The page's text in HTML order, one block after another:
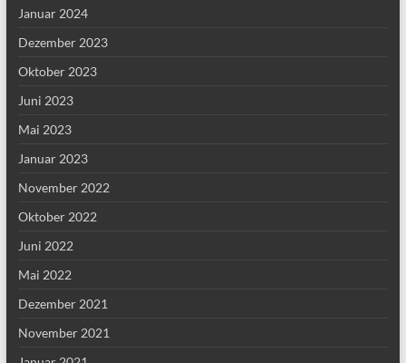
Januar 2024
Dezember 2023
Oktober 2023
Juni 2023
Mai 2023
Januar 2023
November 2022
Oktober 2022
Juni 2022
Mai 2022
Dezember 2021
November 2021